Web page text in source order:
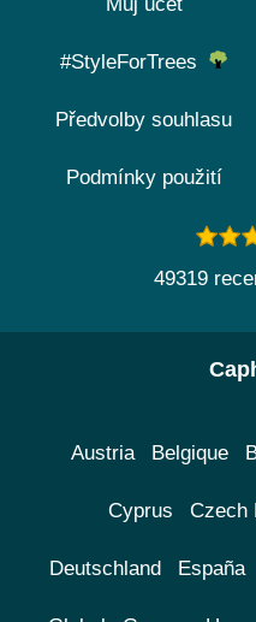
#StyleForTrees
Předvolby souhlasu
Podmínky použití
49319
Austria Belgique
Cyprus Czech
Deutschland España